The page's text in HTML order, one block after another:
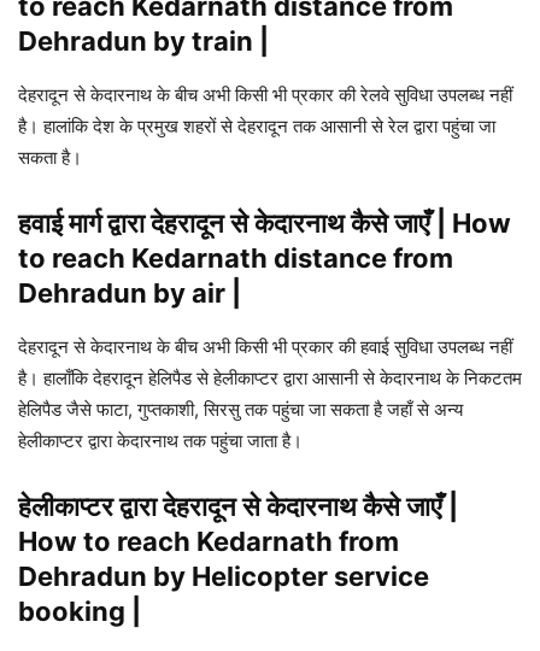
Dehradun by train |
देहरादून से केदारनाथ के बीच अभी किसी भी प्रकार की रेलवे सुविधा उपलब्ध नहीं
है। हालांकि देश के प्रमुख शहरों से देहरादून तक आसानी से रेल द्वारा पहुंचा जा
सकता है।
हवाई मार्ग द्वारा देहरादून से केदारनाथ कैसे जाएँ | How
to reach Kedarnath distance from
Dehradun by air |
देहरादून से केदारनाथ के बीच अभी किसी भी प्रकार की हवाई सुविधा उपलब्ध नहीं
है। हालाँकि देहरादून हेलिपैड से हेलीकाप्टर द्वारा आसानी से केदारनाथ के निकटतम
हेलिपैड जैसे फाटा, गुप्तकाशी, सिरसु तक पहुंचा जा सकता है जहाँ से अन्य
हेलीकाप्टर द्वारा केदारनाथ तक पहुंचा जाता है।
हेलीकाप्टर द्वारा देहरादून से केदारनाथ कैसे जाएँ |
How to reach Kedarnath from
Dehradun by Helicopter service
booking |